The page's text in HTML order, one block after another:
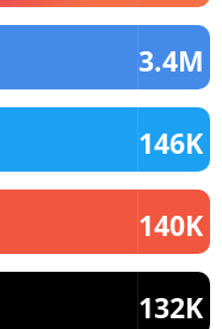
3.4M
146K
140K
132K